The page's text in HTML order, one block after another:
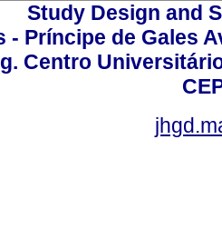
Study Design and
- Príncipe de Gales
Centro